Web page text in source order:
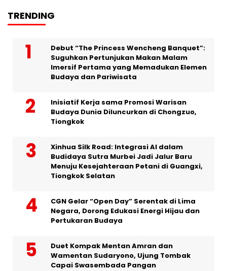
TRENDING
Debut “The Princess Wencheng Banquet”:
Suguhkan Pertunjukan Makan Malam
Imersif Pertama yang Memadukan Elemen
Budaya dan Pariwisata
Inisiatif Kerja sama Promosi Warisan
Budaya Dunia Diluncurkan di Chongzuo,
Tiongkok
Xinhua Silk Road: Integrasi AI dalam
Budidaya Sutra Murbei Jadi Jalur Baru
Menuju Kesejahteraan Petani di Guangxi,
Tiongkok Selatan
CGN Gelar “Open Day” Serentak di Lima
Negara, Dorong Edukasi Energi Hijau dan
Pertukaran Budaya
Duet Kompak Mentan Amran dan
Wamentan Sudaryono, Ujung Tombak
Capai Swasembada Pangan